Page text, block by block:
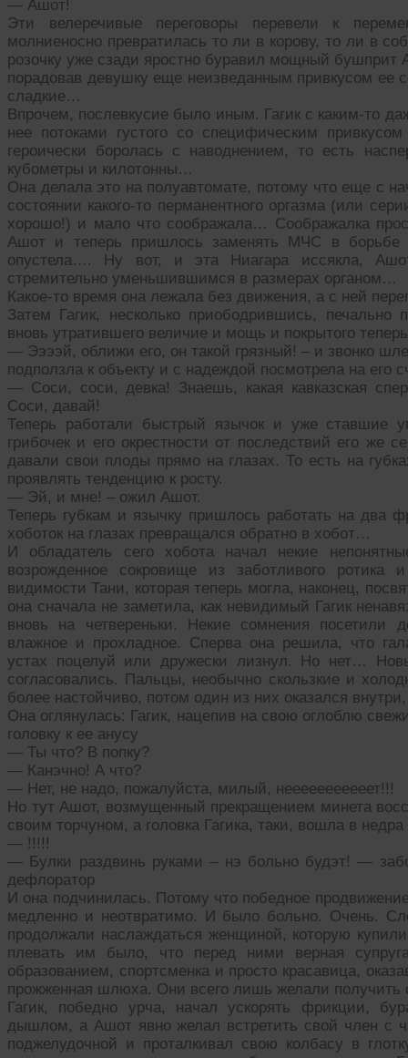
— Ашот!
Эти велеречивые переговоры перевели к
молниеносно превратилась то ли в корову, то ли в
розочку уже сзади яростно буравил мощный бушприт
порадовав девушку еще неизведанным привкусом ее
сладкие…
Впрочем, послевкусие было иным. Гагик с каким-то
нее потоками густого со специфическим
героически боролась с наводнением, то есть
кубометры и килотонны…
Она делала это на полуавтомате, потому что еще с
состоянии какого-то перманентного оргазма (или
хорошо!) и мало что соображала… Соображалка
Ашот и теперь пришлось заменять МЧС в
опустела…. Ну вот, и эта Ниагара иссякла,
стремительно уменьшившимся в размерах органом…
Какое-то время она лежала без движения, а с ней
Затем Гагик, несколько приободрившись, печально
вновь утратившего величие и мощь и покрытого
— Ээээй, оближи его, он такой грязный! – и звонко
подползла к объекту и с надеждой посмотрела на его
— Соси, соси, девка! Знаешь, какая кавказская
Соси, давай!
Теперь работали быстрый язычок и уже ставшие
грибочек и его окрестности от последствий его же
давали свои плоды прямо на глазах. То есть на
проявлять тенденцию к росту.
— Эй, и мне! – ожил Ашот.
Теперь губкам и язычку пришлось работать на два
хоботок на глазах превращался обратно в хобот…
И обладатель сего хобота начал некие
возрожденное сокровище из заботливого
видимости Тани, которая теперь могла, наконец,
она сначала не заметила, как невидимый Гагик
вновь на четвереньки. Некие сомнения посетили
влажное и прохладное. Сперва она решила, что
устах поцелуй или дружески лизнул. Но нет…
согласовались. Пальцы, необычно скользкие и
более настойчиво, потом один из них оказался
Она оглянулась: Гагик, нацепив на свою оглоблю
головку к ее анусу
— Ты что? В попку?
— Канэчно! А что?
— Нет, не надо, пожалуйста, милый, нееееееееееет!!!
Но тут Ашот, возмущенный прекращением минета
своим торчуном, а головка Гагика, таки, вошла в
— !!!!!
— Булки раздвинь руками – нэ больно будэт! —
дефлоратор
И она подчинилась. Потому что победное
медленно и неотвратимо. И было больно. Очень.
продолжали наслаждаться женщиной, которую
плевать им было, что перед ними верная
образованием, спортсменка и просто красавица,
прожженная шлюха. Они всего лишь желали получить
Гагик, победно урча, начал ускорять фрикции,
дышлом, а Ашот явно желал встретить свой член с
поджелудочной и проталкивал свою колбасу в